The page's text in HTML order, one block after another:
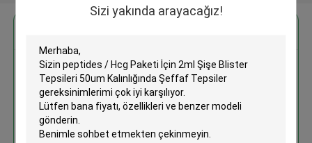
Sizi yakında arayacağız!
Peptides / Hcg Paketi İçin 2ml
Şişe Blister Tepsileri 50um
Kalınlığında Şeffaf Tepsiler